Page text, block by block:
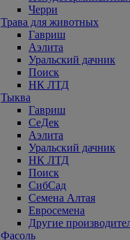
Черри
Трава для животных
Гавриш
Аэлита
Уральский дачник
Поиск
НК ЛТД
Тыква
Гавриш
СеДек
Аэлита
Уральский дачник
НК ЛТД
Поиск
СибСад
Семена Алтая
Евросемена
Другие
Фасоль